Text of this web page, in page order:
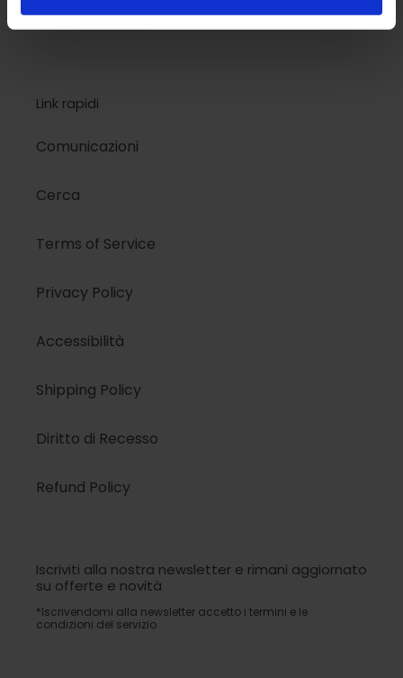
Kids
Link rapidi
Comunicazioni
Cerca
Terms of Service
Privacy Policy
Accessibilità
Shipping Policy
Diritto di Recesso
Refund Policy
Iscriviti alla nostra newsletter e rimani aggiornato
su offerte e novità
*Iscrivendomi alla newsletter accetto i termini e le
condizioni del servizio